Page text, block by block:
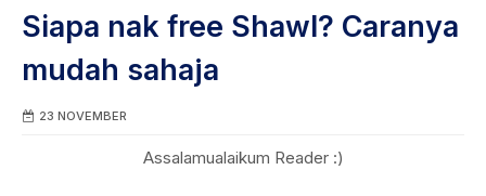
Siapa nak free Shawl? Caranya
mudah sahaja
23 NOVEMBER
Assalamualaikum Reader :)